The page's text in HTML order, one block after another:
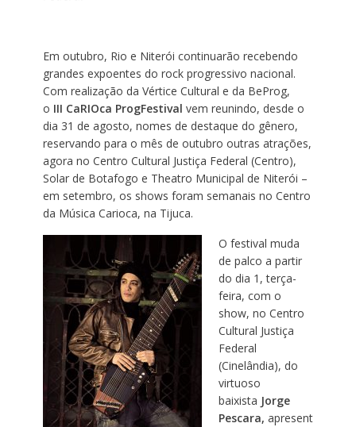
Em outubro, Rio e Niterói continuarão recebendo
grandes expoentes do rock progressivo nacional.
Com realização da Vértice Cultural e da BeProg,
o III CaRIOca ProgFestival vem reunindo, desde o
dia 31 de agosto, nomes de destaque do gênero,
reservando para o mês de outubro outras atrações,
agora no Centro Cultural Justiça Federal (Centro),
Solar de Botafogo e Theatro Municipal de Niterói –
em setembro, os shows foram semanais no Centro
da Música Carioca, na Tijuca.
O festival muda
de palco a partir
do dia 1, terça-
feira, com o
show, no Centro
Cultural Justiça
Federal
(Cinelândia), do
virtuoso
baixista Jorge
Pescara, apresent